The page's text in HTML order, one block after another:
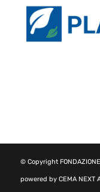
© Copyright
powered by CEMA NEXT